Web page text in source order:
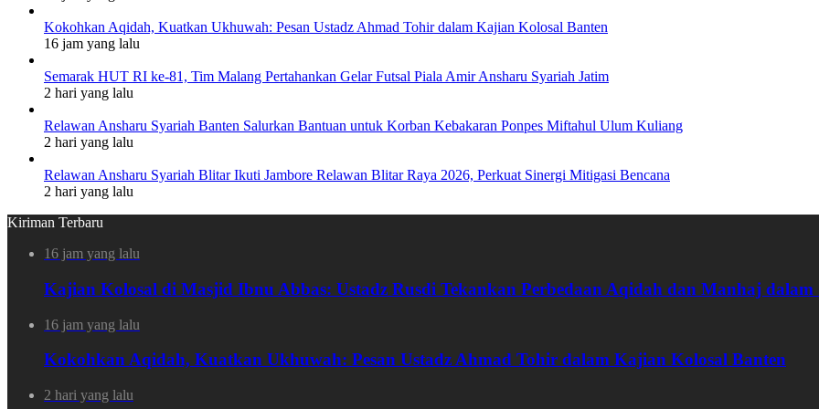
Kokohkan Aqidah, Kuatkan Ukhuwah: Pesan Ustadz Ahmad Tohir dalam Kajian Kolosal Banten
16 jam yang lalu
Semarak HUT RI ke-81, Tim Malang Pertahankan Gelar Futsal Piala Amir Ansharu Syariah Jatim
2 hari yang lalu
Relawan Ansharu Syariah Banten Salurkan Bantuan untuk Korban Kebakaran Ponpes Miftahul Ulum Kuliang
2 hari yang lalu
Relawan Ansharu Syariah Blitar Ikuti Jambore Relawan Blitar Raya 2026, Perkuat Sinergi Mitigasi Bencana
2 hari yang lalu
Kiriman Terbaru
16 jam yang lalu
Kajian Kolosal di Masjid Ibnu Abbas: Ustadz Rusdi Tekankan Perbedaan Aqidah dan Manhaj
16 jam yang lalu
Kokohkan Aqidah, Kuatkan Ukhuwah: Pesan Ustadz Ahmad Tohir dalam Kajian Kolosal Banten
2 hari yang lalu